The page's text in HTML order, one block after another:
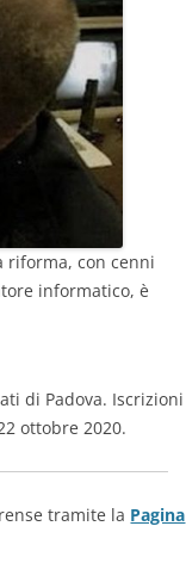
riforma, con cenni
informatico, è
di Padova. Iscrizioni
ottobre 2020.
tramite la Pagina